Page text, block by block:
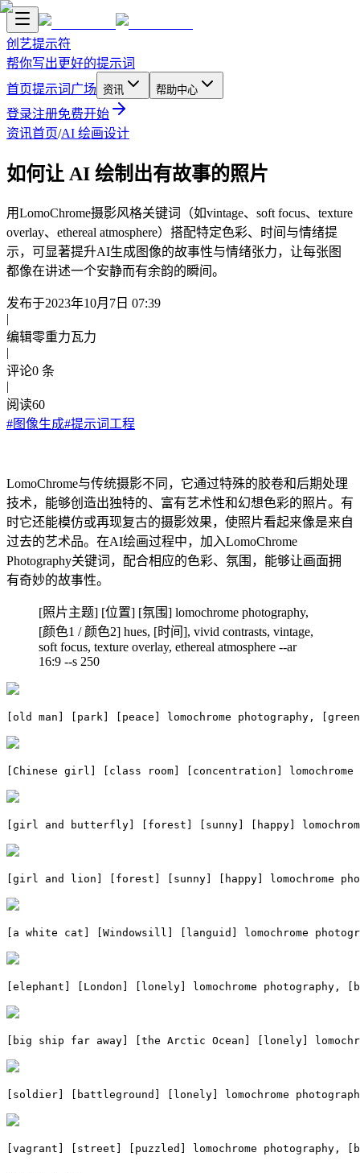
创艺提示符
帮你写出更好的提示词
首页提示词广场 资讯 帮助中心
登录注册免费开始
资讯首页/AI 绘画设计
如何让 AI 绘制出有故事的照片
用LomoChrome摄影风格关键词（如vintage、soft focus、texture
overlay、ethereal atmosphere）搭配特定色彩、时间与情绪提
示，可显著提升AI生成图像的故事性与情绪张力，让每张图
都像在讲述一个安静而有余韵的瞬间。
发布于2023年10月7日 07:39
|
编辑零重力瓦力
|
评论0 条
|
阅读60
#图像生成#提示词工程
LomoChrome与传统摄影不同，它通过特殊的胶卷和后期处理
技术，能够创造出独特的、富有艺术性和幻想色彩的照片。有
时它还能模仿或再现复古的摄影效果，使照片看起来像是来自
过去的艺术品。在AI绘画过程中，加入LomoChrome
Photography关键词，配合相应的色彩、氛围，能够让画面拥
有奇妙的故事性。
[照片主题] [位置] [氛围] lomochrome photography,
[颜色1 / 颜色2] hues, [时间], vivid contrasts, vintage,
soft focus, texture overlay, ethereal atmosphere --ar
16:9 --s 250
[old man] [park] [peace] lomochrome photography,
[Chinese girl] [class room] [concentration]
[girl and butterfly] [forest] [sunny] [happy]
[girl and lion] [forest] [sunny] [happy] lomochrome
[a white cat] [Windowsill] [languid] lomochrome
[elephant] [London] [lonely] lomochrome
[big ship far away] [the Arctic Ocean] [lonely]
[soldier] [battleground] [lonely] lomochrome
[vagrant] [street] [puzzled] lomochrome